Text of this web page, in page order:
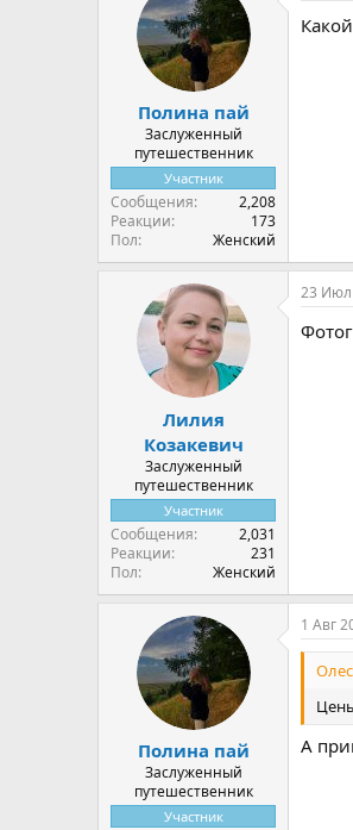
Полина пай
Заслуженный
путешественник
Участник
Сообщения
2,208
Реакции
173
Пол
Женский
Лилия
Козакевич
Заслуженный
путешественник
Участник
Сообщения
2,031
Реакции
231
Пол
Женский
23 Июл
Полина пай
Заслуженный
путешественник
Участник
1 Авг
А